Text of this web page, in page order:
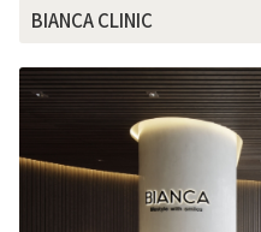
BIANCA CLINIC